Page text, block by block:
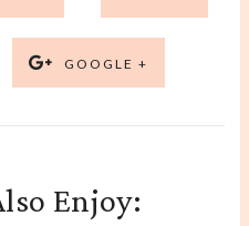
GOOGLE +
Enjoy: